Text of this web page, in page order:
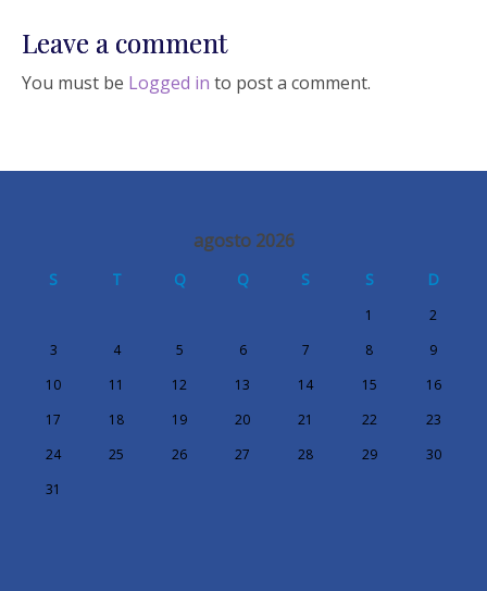
Leave a comment
You must be Logged in to post a comment.
agosto 2026
S T Q Q S S D
1
2
3
4 5 6 7 8
9
10
11 12 13 14 15
16
17
18 19 20 21 22
23
24
25 26 27 28 29
30
31